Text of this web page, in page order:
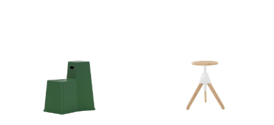
... alle Tische
Aufbewahren